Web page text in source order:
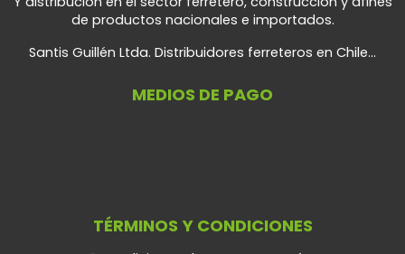
de productos nacionales e importados.
Santis Guillén Ltda. Distribuidores ferreteros en Chile...
MEDIOS DE PAGO
TÉRMINOS Y CONDICIONES